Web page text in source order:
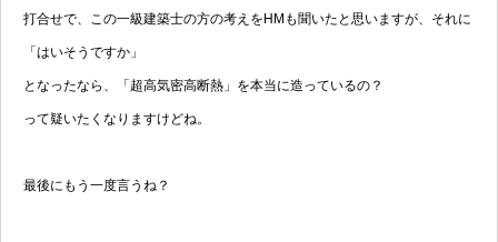
打合せで、この一級建築士の方の考えをHMも聞いたと思いますが、それに
「はいそうですか」
となったなら、「超高気密高断熱」を本当に造っているの？
って疑いたくなりますけどね。
最後にもう一度言うね？